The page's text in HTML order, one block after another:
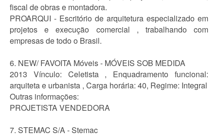
fiscal de obras e montadora.
PROARQUI - Escritório de arquitetura especializado em
projetos e execução comercial , trabalhando com
empresas de todo o Brasil.
6. NEW/ FAVOITA Móveis - MÓVEIS SOB MEDIDA
2013 Vínculo: Celetista , Enquadramento funcional:
arquiteta e urbanista , Carga horária: 40, Regime: Integral
Outras informações:
PROJETISTA VENDEDORA
7. STEMAC S/A - Stemac